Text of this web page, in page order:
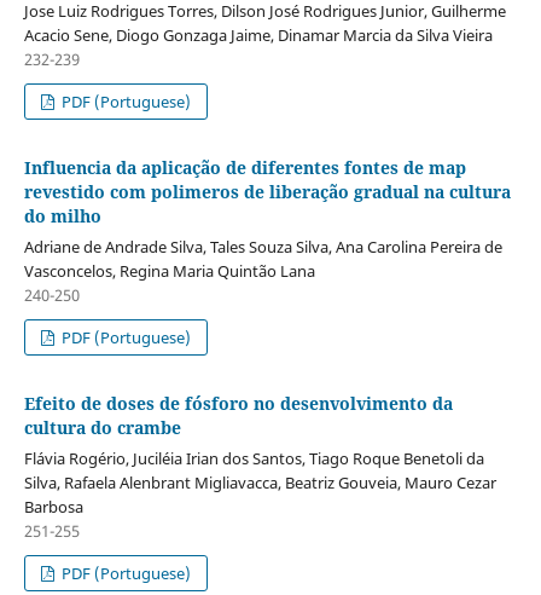
Jose Luiz Rodrigues Torres, Dilson José Rodrigues Junior, Guilherme
Acacio Sene, Diogo Gonzaga Jaime, Dinamar Marcia da Silva Vieira
232-239
PDF (Portuguese)
Influencia da aplicação de diferentes fontes de map
revestido com polimeros de liberação gradual na cultura
do milho
Adriane de Andrade Silva, Tales Souza Silva, Ana Carolina Pereira de
Vasconcelos, Regina Maria Quintão Lana
240-250
PDF (Portuguese)
Efeito de doses de fósforo no desenvolvimento da
cultura do crambe
Flávia Rogério, Juciléia Irian dos Santos, Tiago Roque Benetoli da
Silva, Rafaela Alenbrant Migliavacca, Beatriz Gouveia, Mauro Cezar
Barbosa
251-255
PDF (Portuguese)